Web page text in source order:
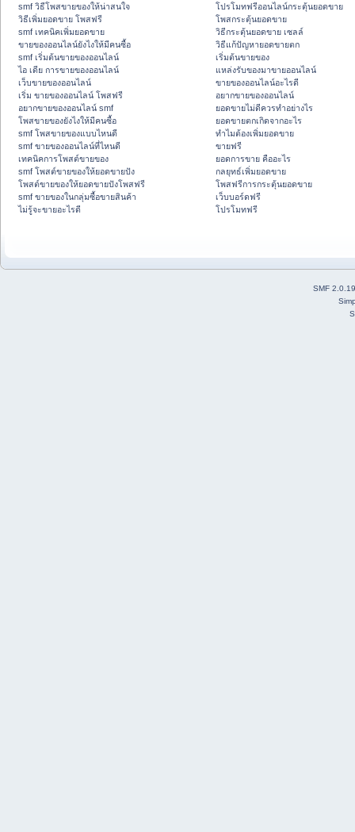
smf วิธีโพสขายของให้น่าสนใจ
วิธีเพิ่มยอดขาย โพสฟรี
smf เทคนิคเพิ่มยอดขาย
ขายของออนไลน์ยังไงให้มีคนซื้อ
smf เริ่มต้นขายของออนไลน์
ไอ เดีย การขายของออนไลน์
เว็บขายของออนไลน์
เริ่ม ขายของออนไลน์ โพสฟรี
อยากขายของออนไลน์ smf
โพสขายของยังไงให้มีคนซื้อ
smf โพสขายของแบบไหนดี
smf ขายของออนไลน์ที่ไหนดี
เทคนิคการโพสต์ขายของ
smf โพสต์ขายของให้ยอดขายปัง
โพสต์ขายของให้ยอดขายปังโพสฟรี
smf ขายของในกลุ่มซื้อขายสินค้า
ไม่รู้จะขายอะไรดี
โปรโมทฟรีออนไลน์กระตุ้นยอดขาย
โพสกระตุ้นยอดขาย
วิธีกระตุ้นยอดขาย เซลล์
วิธีแก้ปัญหายอดขายตก
เริ่มต้นขายของ
แหล่งรับของมาขายออนไลน์
ขายของออนไลน์อะไรดี
อยากขายของออนไลน์
ยอดขายไม่ดีควรทำอย่างไร
ยอดขายตกเกิดจากอะไร
ทำไมต้องเพิ่มยอดขาย
ขายฟรี
ยอดการขาย คืออะไร
กลยุทธ์เพิ่มยอดขาย
โพสฟรีการกระตุ้นยอดขาย
เว็บบอร์ดฟรี
โปรโมทฟรี
SMF 2.0.19